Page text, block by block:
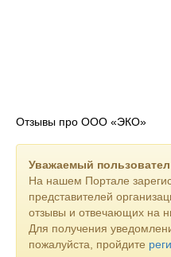
Отзывы про ООО «ЭКО»
Уважаемый
На нашем Портале
представителей
отзывы и отвечающих на
Для получения
пожалуйста, пройдите